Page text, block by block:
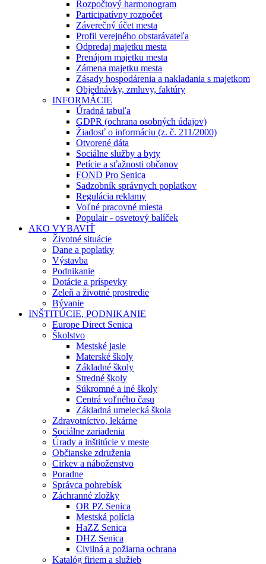
Rozpočtový harmonogram
Participatívny rozpočet
Záverečný účet mesta
Profil verejného obstarávateľa
Odpredaj majetku mesta
Prenájom majetku mesta
Zámena majetku mesta
Zásady hospodárenia a nakladania s majetkom
Objednávky, zmluvy, faktúry
INFORMÁCIE
Úradná tabuľa
GDPR (ochrana osobných údajov)
Žiadosť o informáciu (z. č. 211/2000)
Otvorené dáta
Sociálne služby a byty
Petície a sťažnosti občanov
FOND Pro Senica
Sadzobník správnych poplatkov
Regulácia reklamy
Voľné pracovné miesta
Populair - osvetový balíček
AKO VYBAVIŤ
Životné situácie
Dane a poplatky
Výstavba
Podnikanie
Dotácie a príspevky
Zeleň a životné prostredie
Bývanie
INŠTITÚCIE, PODNIKANIE
Europe Direct Senica
Školstvo
Mestské jasle
Materské školy
Základné školy
Stredné školy
Súkromné a iné školy
Centrá voľného času
Základná umelecká škola
Zdravotníctvo, lekárne
Sociálne zariadenia
Úrady a inštitúcie v meste
Občianske združenia
Cirkev a náboženstvo
Poradne
Správca pohrebísk
Záchranné zložky
OR PZ Senica
Mestská polícia
HaZZ Senica
DHZ Senica
Civilná a požiarna ochrana
Katalóg firiem a služieb